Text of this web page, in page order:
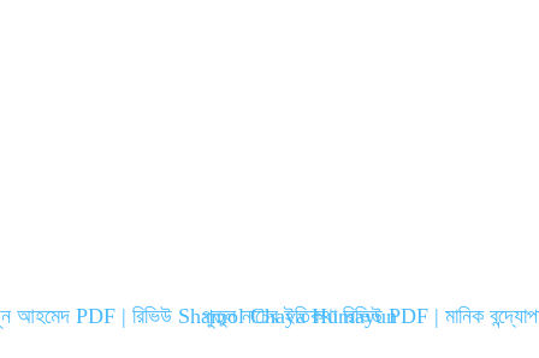
আহমেদ PDF | রিভিউ Shamol Chaya Humayun
পুতুল নাচের ইতিকথা রিভিউ PDF | মানিক